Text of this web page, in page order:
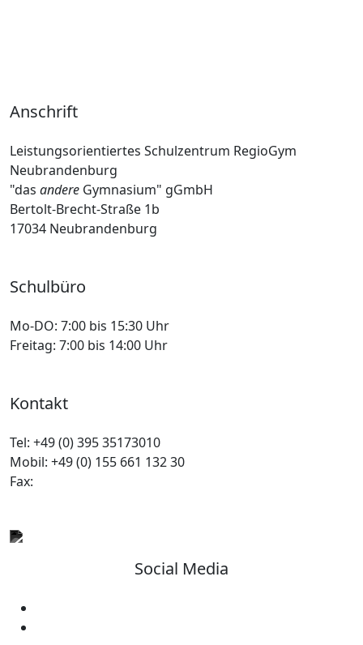
Anschrift
Leistungsorientiertes Schulzentrum RegioGym
Neubrandenburg
"das andere Gymnasium" gGmbH
Bertolt-Brecht-Straße 1b
17034 Neubrandenburg
Schulbüro
Mo-DO: 7:00 bis 15:30 Uhr
Freitag: 7:00 bis 14:00 Uhr
Kontakt
Tel: +49 (0) 395 35173010
Mobil: +49 (0) 155 661 132 30
Fax:
Social Media